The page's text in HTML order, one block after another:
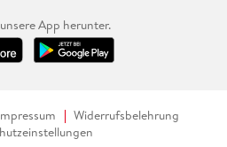
App herunter.
Widerrufsbelehrung